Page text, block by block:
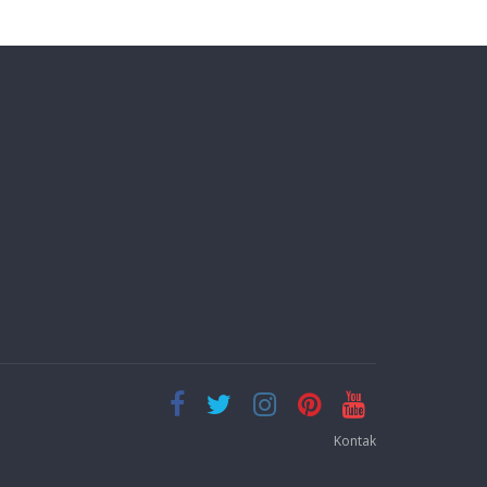
Kontak